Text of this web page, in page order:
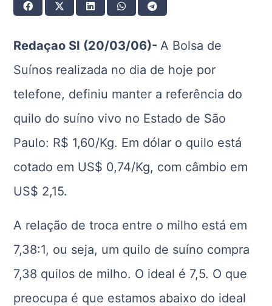
Redaçao SI (20/03/06)- A Bolsa de
Suínos realizada no dia de hoje por
telefone, definiu manter a referência do
quilo do suíno vivo no Estado de São
Paulo: R$ 1,60/Kg. Em dólar o quilo está
cotado em US$ 0,74/Kg, com câmbio em
US$ 2,15.
A relação de troca entre o milho está em
7,38:1, ou seja, um quilo de suíno compra
7,38 quilos de milho. O ideal é 7,5. O que
preocupa é que estamos abaixo do ideal